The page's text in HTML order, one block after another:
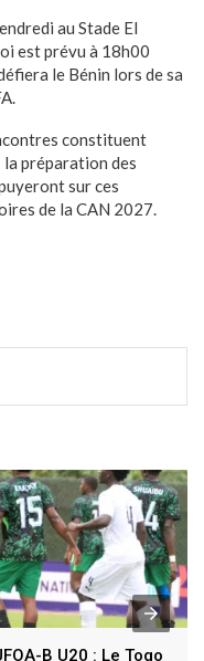
au Stade El
est prévu à 18h00
le Bénin lors de sa
constituent
préparation des
sur ces
de la CAN 2027.
B U20 : Le Togo